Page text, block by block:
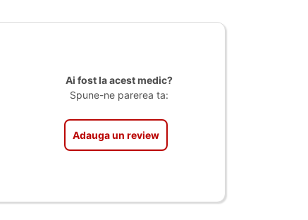
Ai fost la acest medic?
Spune-ne parerea ta:
Adauga un review